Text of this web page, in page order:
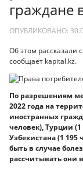
граждане
ОПУБЛИКОВАНО:
Об этом рассказали
сообщает kapital.kz.
По разрешениям
2022 года на
иностранных
человек), Турции
Узбекистана (1 195
быть в случае
рассчитывать они